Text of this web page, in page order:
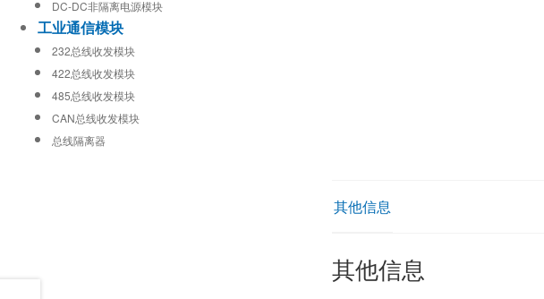
其他信息
其他信息
DC-DC非隔离电源模块
工业通信模块
232总线收发模块
422总线收发模块
485总线收发模块
CAN总线收发模块
总线隔离器